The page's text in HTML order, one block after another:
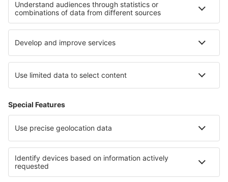
Cazare in Castilia și León Cazare in Costa Dorada
Cazare in Fuerteventura
Cazare În Ilfov județul Cazare în Quindio